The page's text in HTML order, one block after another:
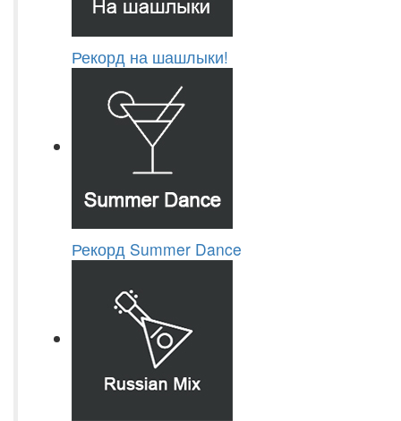
Рекорд на шашлыки!
Рекорд Summer Dance